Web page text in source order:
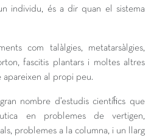
individu, és a dir quan el sistema
com talàlgies, metatarsàlgies,
fascitis plantars i moltes altres
apareixen al propi peu.
nombre d’estudis científics que
en problemes de vertigen,
problemes a la columna, i un llarg